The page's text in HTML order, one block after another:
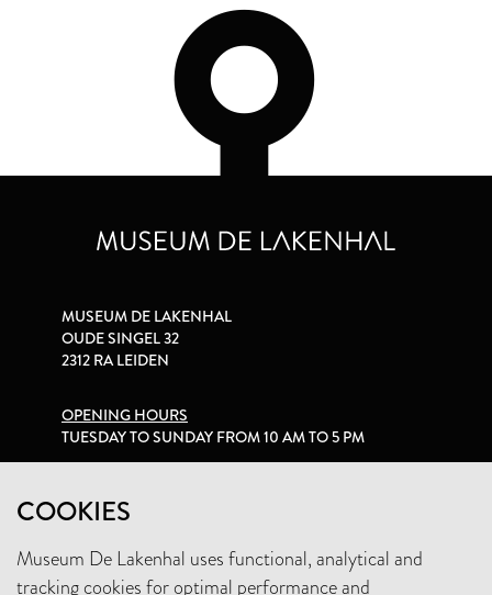
COOKIES
Museum De Lakenhal uses functional, analytical and
tracking cookies for optimal performance and
MUSEUM DE LAKENHAL
OUDE SINGEL 32
2312 RA LEIDEN
OPENING HOURS
TUESDAY TO SUNDAY FROM 10 AM TO 5 PM
+31 (0)71 5165360
INFO@LAKENHAL.NL